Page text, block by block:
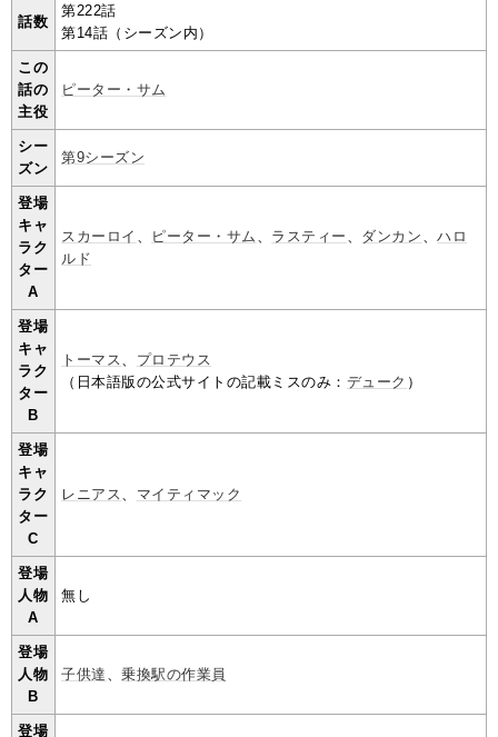
話数
第222話
第14話（シーズン内）
この
話の
主役
ピーター・サム
シー
ズン
第9シーズン
登場
キャ
ラク
ター
A
スカーロイ ピーター・サム ラスティー ダンカン 、ハロ
ルド
登場
キャ
ラク
ター
B
トーマス
プロテウス
（日本語版の公式サイトの記載ミスのみ： デューク ）
登場
キャ
ラク
ター
C
レニアス マイティマック
登場
人物
A
無し
登場
人物
B
子供達 、乗換駅の作業員
登場